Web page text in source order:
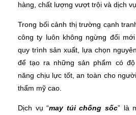
hàng, chất lượng vượt trội và dịch
Trong bối cảnh thị trường cạnh
công ty luôn không ngừng đổi
quy trình sản xuất, lựa chọn
để tạo ra những sản phẩm có
năng chịu lực tốt, an toàn cho
thẩm mỹ cao.
Dịch vụ “may túi chống sốc” là